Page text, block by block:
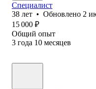
Специалист
38 лет • Обновлено 2
15 000 ₽
Общий опыт
3 года 10 месяцев